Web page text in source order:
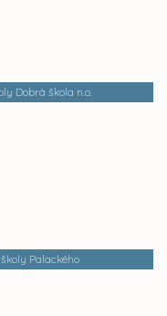
Dobrá škola n.o.
Palackého